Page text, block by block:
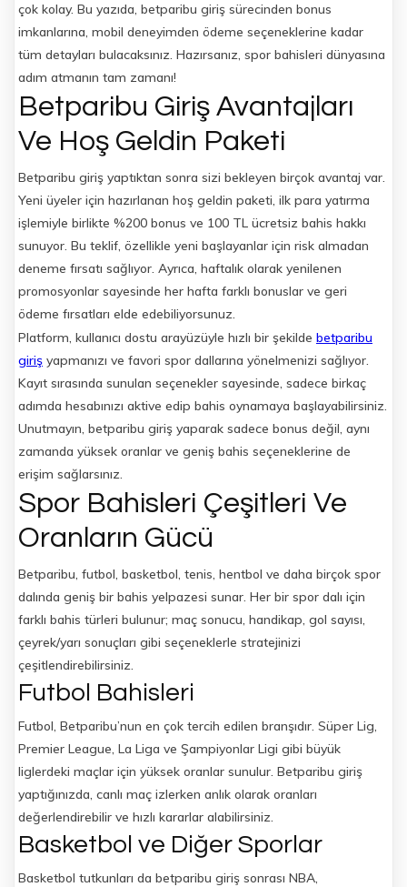
çok kolay. Bu yazıda, betparibu giriş sürecinden bonus
imkanlarına, mobil deneyimden ödeme seçeneklerine kadar
tüm detayları bulacaksınız. Hazırsanız, spor bahisleri dünyasına
adım atmanın tam zamanı!
Betparibu Giriş Avantajları
Ve Hoş Geldin Paketi
Betparibu giriş yaptıktan sonra sizi bekleyen birçok avantaj var.
Yeni üyeler için hazırlanan hoş geldin paketi, ilk para yatırma
işlemiyle birlikte %200 bonus ve 100 TL ücretsiz bahis hakkı
sunuyor. Bu teklif, özellikle yeni başlayanlar için risk almadan
deneme fırsatı sağlıyor. Ayrıca, haftalık olarak yenilenen
promosyonlar sayesinde her hafta farklı bonuslar ve geri
ödeme fırsatları elde edebiliyorsunuz.
Platform, kullanıcı dostu arayüzüyle hızlı bir şekilde betparibu
giriş yapmanızı ve favori spor dallarına yönelmenizi sağlıyor.
Kayıt sırasında sunulan seçenekler sayesinde, sadece birkaç
adımda hesabınızı aktive edip bahis oynamaya başlayabilirsiniz.
Unutmayın, betparibu giriş yaparak sadece bonus değil, aynı
zamanda yüksek oranlar ve geniş bahis seçeneklerine de
erişim sağlarsınız.
Spor Bahisleri Çeşitleri Ve
Oranların Gücü
Betparibu, futbol, basketbol, tenis, hentbol ve daha birçok spor
dalında geniş bir bahis yelpazesi sunar. Her bir spor dalı için
farklı bahis türleri bulunur; maç sonucu, handikap, gol sayısı,
çeyrek/yarı sonuçları gibi seçeneklerle stratejinizi
çeşitlendirebilirsiniz.
Futbol Bahisleri
Futbol, Betparibu’nun en çok tercih edilen branşıdır. Süper Lig,
Premier League, La Liga ve Şampiyonlar Ligi gibi büyük
liglerdeki maçlar için yüksek oranlar sunulur. Betparibu giriş
yaptığınızda, canlı maç izlerken anlık olarak oranları
değerlendirebilir ve hızlı kararlar alabilirsiniz.
Basketbol ve Diğer Sporlar
Basketbol tutkunları da betparibu giriş sonrası NBA,